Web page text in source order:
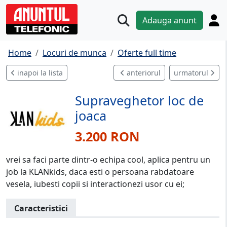
Adauga anunt
Home Locuri de munca Oferte full time
inapoi la lista anteriorul urmatorul
Supraveghetor loc de
joaca
3.200 RON
vrei sa faci parte dintr-o echipa cool, aplica pentru un
job la KLANkids, daca esti o persoana rabdatoare
vesela, iubesti copii si interactionezi usor cu ei;
Caracteristici